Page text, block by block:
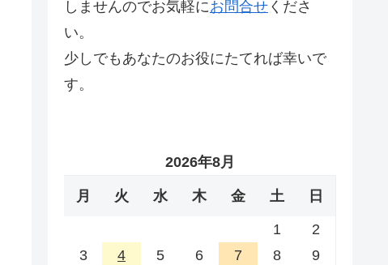
しませんのでお気軽にお問合せ くださ
い。
少しでもあなたのお役にたてれば幸いで
す。
2026年8月
月 火 水 木 金 土 日
1
2
3
4 5 6 7 8
9